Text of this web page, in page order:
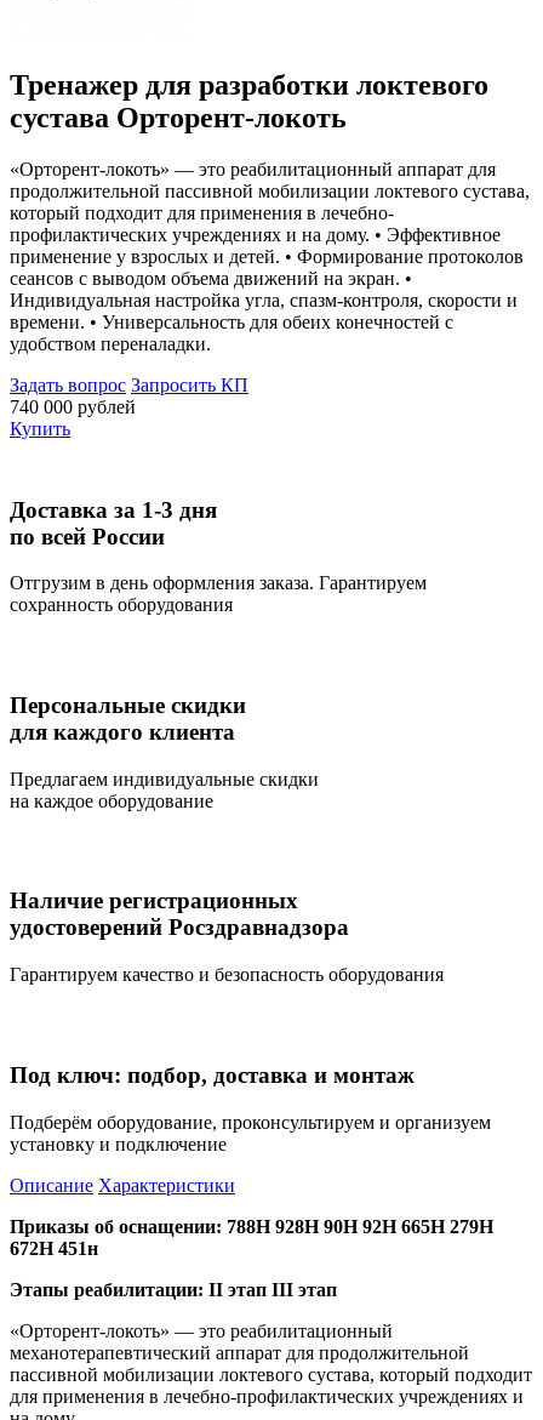
Тренажер для разработки локтевого
сустава Орторент-локоть
«Орторент-локоть» — это реабилитационный аппарат для
продолжительной пассивной мобилизации локтевого сустава,
который подходит для применения в лечебно-
профилактических учреждениях и на дому. • Эффективное
применение у взрослых и детей. • Формирование протоколов
сеансов с выводом объема движений на экран. •
Индивидуальная настройка угла, спазм-контроля, скорости и
времени. • Универсальность для обеих конечностей с
удобством переналадки.
Задать вопрос Запросить КП
740 000 рублей
Купить
Доставка за 1-3 дня
по всей России
Отгрузим в день оформления заказа. Гарантируем
сохранность оборудования
Персональные скидки
для каждого клиента
Предлагаем индивидуальные скидки
на каждое оборудование
Наличие регистрационных
удостоверений Росздравнадзора
Гарантируем качество и безопасность оборудования
Под ключ: подбор, доставка и монтаж
Подберём оборудование, проконсультируем и организуем
установку и подключение
Описание Характеристики
Приказы об оснащении: 788Н 928Н 90Н 92Н 665Н 279Н
672Н 451н
Этапы реабилитации: II этап III этап
«Орторент-локоть» — это реабилитационный
механотерапевтический аппарат для продолжительной
пассивной мобилизации локтевого сустава, который подходит
для применения в лечебно-профилактических учреждениях и